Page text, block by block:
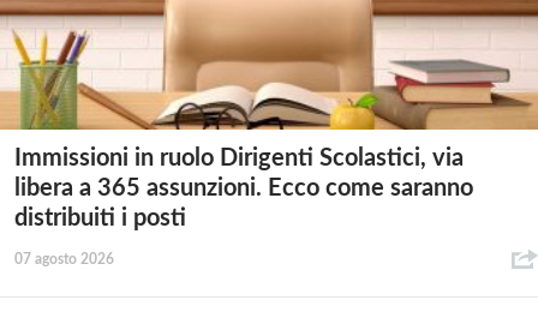
Immissioni in ruolo Dirigenti Scolastici, via
libera a 365 assunzioni. Ecco come saranno
distribuiti i posti
07 agosto 2026